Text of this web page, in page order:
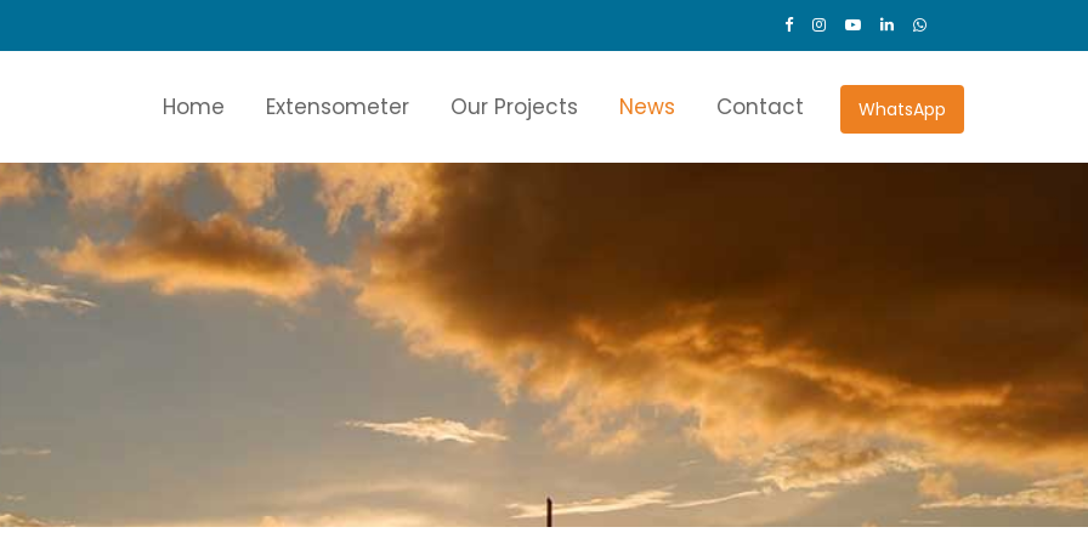
WhatsApp
Home Extensometer Our Projects News Contact